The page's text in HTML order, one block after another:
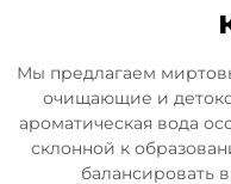
Мы предлагаем
очищающие и
ароматическая вода
склонной к
балансировать